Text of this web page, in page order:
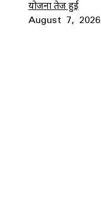
योजना तेज हुई
August 7, 2026